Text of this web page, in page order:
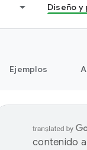
Diseño
Ejemplos
contenido